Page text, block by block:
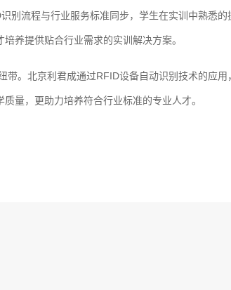
别流程与行业服务标准同步，学生在实训中熟悉的
养提供贴合行业需求的实训解决方案。
带。北京利君成通过RFID设备自动识别技术的应用
量，更助力培养符合行业标准的专业人才。